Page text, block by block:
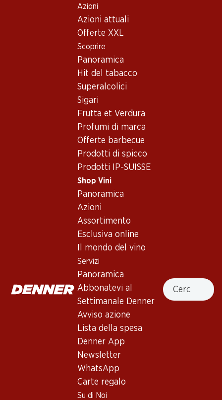
Azioni
Azioni attuali
Offerte XXL
Scoprire
Panoramica
Hit del tabacco
Superalcolici
Sigari
Frutta et Verdura
Profumi di marca
Offerte barbecue
Prodotti di spicco
Prodotti IP-SUISSE
Shop Vini
Panoramica
Azioni
Assortimento
Esclusiva online
Il mondo del vino
Servizi
Panoramica
Abbonatevi al
Settimanale Denner
Avviso azione
Lista della spesa
Denner App
Newsletter
WhatsApp
Carte regalo
Su di Noi
Cercare
Vino/champagne
varie regioni
Vino rosé_old - USA, varie
Stone Barn White Zinfandel
40%
53.70invece di 89.70
Fetzer Chardonnay
2023
Bottiglia: 14.95
Three Finger Jack Old Vine
Bottiglia: 17.50
Château Ste Michelle Merlot
Columbia Valley
2022